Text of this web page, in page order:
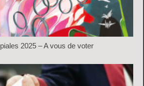
2025 – A vous de voter